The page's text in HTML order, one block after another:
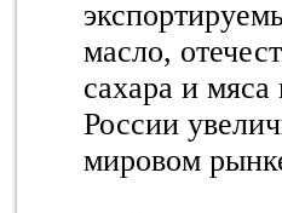
масло,
сахара и
России
мировом